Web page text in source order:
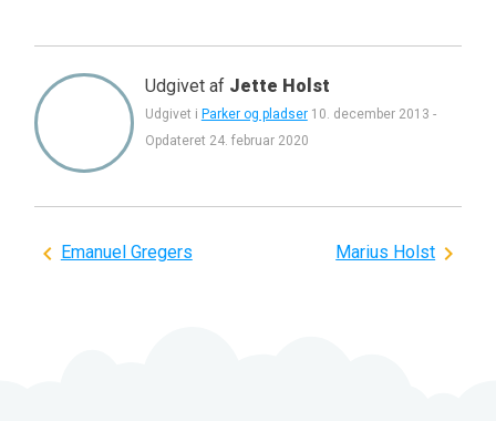
Udgivet af Jette Holst
Udgivet i Parker og pladser 10. december 2013 -
Opdateret 24. februar 2020
Indlægsnavigation
Emanuel Gregers Marius Holst